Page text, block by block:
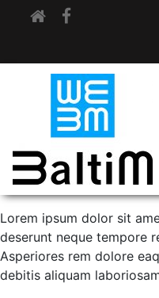
APIE MUS
Lorem ipsum dolor sit
deserunt neque tempore
Asperiores rem dolore
debitis aliquam